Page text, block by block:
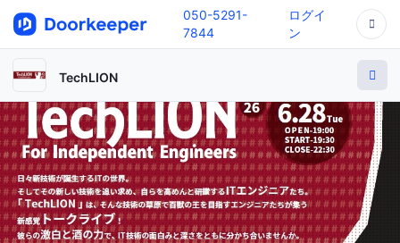
050-5291-
7844
ログイ
ン
TechLION